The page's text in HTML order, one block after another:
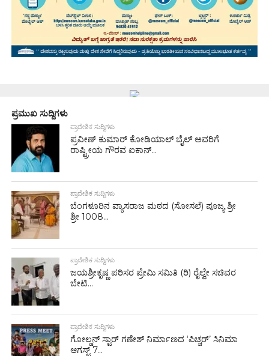
ಪ್ರಮುಖ ಸುದ್ದಿಗಳು
ಪ್ರಾದೇಶಿಕ ಸುದ್ದಿಗಳು
ಪ್ರವೀಣ್ ಕುಮಾರ್ ಕೋಡಿಯಾಲ್ ಬೈಲ್ ಅವರಿಗೆ
ರಾಷ್ಟ್ರೀಯ ಗೌರವ ಐಕಾನ್...
ಪ್ರಾದೇಶಿಕ ಸುದ್ದಿಗಳು
ಬೆಂಗಳೂರಿನ ವ್ಯಾಸರಾಜ ಮಠದ (ಸೋಸಲೆ) ಪೂಜ್ಯ ಶ್ರೀ
ಶ್ರೀ 1008...
ಪ್ರಾದೇಶಿಕ ಸುದ್ದಿಗಳು
ಜಯಶ್ರೀಕೃಷ್ಣ ಪರಿಸರ ಪ್ರೇಮಿ ಸಮಿತಿ (ರಿ) ರೈಲ್ವೇ ಸಚಿವರ
ಬೇಟಿ...
ಪ್ರಾದೇಶಿಕ ಸುದ್ದಿಗಳು
ಗೋಲ್ಡನ್‌ ಸ್ಟಾರ್‌ ಗಣೇಶ್‌ ನಿರ್ಮಾಣದ ‘ಪಿಚ್ಚರ್’ ಸಿನಿಮಾ
ಆಗಸ್ಟ್ 7...